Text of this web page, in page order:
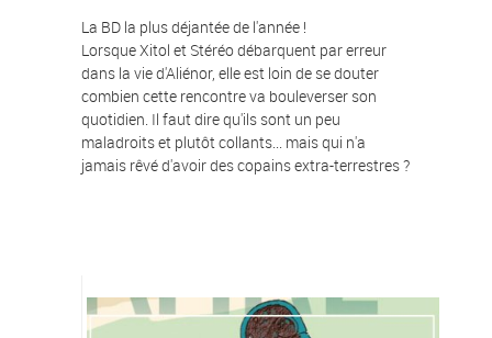
La BD la plus déjantée de l'année !
Lorsque Xitol et Stéréo débarquent par erreur
dans la vie d'Aliénor, elle est loin de se douter
combien cette rencontre va bouleverser son
quotidien. Il faut dire qu'ils sont un peu
maladroits et plutôt collants... mais qui n'a
jamais rêvé d'avoir des copains extra-terrestres ?